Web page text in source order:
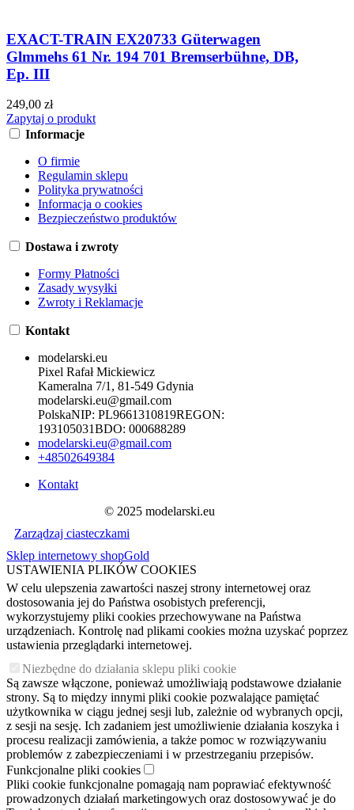
EXACT-TRAIN EX20733 Güterwagen
Glmmehs 61 Nr. 194 701 Bremserbühne, DB,
Ep. III
249,00 zł
Zapytaj o produkt
Informacje
O firmie
Regulamin sklepu
Polityka prywatności
Informacja o cookies
Bezpieczeństwo produktów
Dostawa i zwroty
Formy Płatności
Zasady wysyłki
Zwroty i Reklamacje
Kontakt
modelarski.eu
Pixel Rafał Mickiewicz
Kameralna 7/1, 81-549 Gdynia
modelarski.eu@gmail.com
PolskaNIP: PL9661310819REGON:
193105031BDO: 000688289
modelarski.eu@gmail.com
+48502649384
Kontakt
© 2025 modelarski.eu
Zarządzaj ciasteczkami
Sklep internetowy shopGold
USTAWIENIA PLIKÓW COOKIES
W celu ulepszenia zawartości naszej strony internetowej oraz
dostosowania jej do Państwa osobistych preferencji,
wykorzystujemy pliki cookies przechowywane na Państwa
urządzeniach. Kontrolę nad plikami cookies można uzyskać poprzez
ustawienia przeglądarki internetowej.
Niezbędne do działania sklepu pliki cookie
Są zawsze włączone, ponieważ umożliwiają podstawowe działanie
strony. Są to między innymi pliki cookie pozwalające pamiętać
użytkownika w ciągu jednej sesji lub, zależnie od wybranych opcji,
z sesji na sesję. Ich zadaniem jest umożliwienie działania koszyka i
procesu realizacji zamówienia, a także pomoc w rozwiązywaniu
problemów z zabezpieczeniami i w przestrzeganiu przepisów.
Funkcjonalne pliki cookies
Pliki cookie funkcjonalne pomagają nam poprawiać efektywność
prowadzonych działań marketingowych oraz dostosowywać je do